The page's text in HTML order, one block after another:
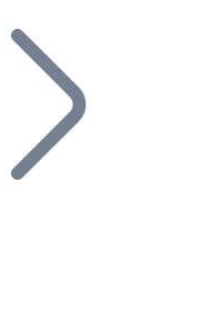
votre entreprise et
et